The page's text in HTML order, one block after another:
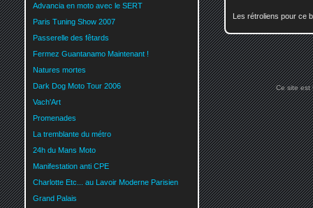
Les rétroliens pour ce
Advancia en moto avec le SERT
Paris Tuning Show 2007
Passerelle des fêtards
Fermez Guantanamo Maintenant !
Natures mortes
Dark Dog Moto Tour 2006
Vach'Art
Promenades
La tremblante du métro
24h du Mans Moto
Manifestation anti CPE
Charlotte Etc... au Lavoir Moderne Parisien
Grand Palais
Ce site est